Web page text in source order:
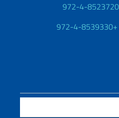
+972-4-8539330